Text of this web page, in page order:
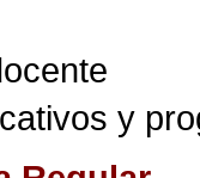
y